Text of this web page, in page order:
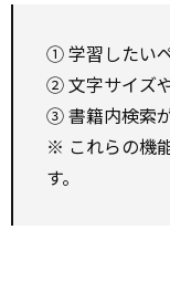
① 学習したい
② 文字サイズ
③ 書籍内検索
※ これらの機
す。